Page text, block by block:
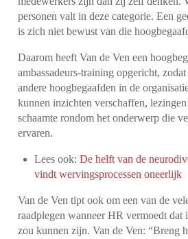
personen valt in deze categorie. Een
is zich niet bewust van die
Daarom heeft Van de Ven een
ambassadeurs-training opgericht,
andere hoogbegaafden in de
kunnen inzichten verschaffen,
schaamte rondom het onderwerp die
ervaren.
Lees ook:De helft van de
vindt wervingsprocessen oneerlijk
Van de Ven tipt ook om een van de
raadplegen wanneer HR vermoedt dat
zou kunnen zijn. Van de Ven: “Breng